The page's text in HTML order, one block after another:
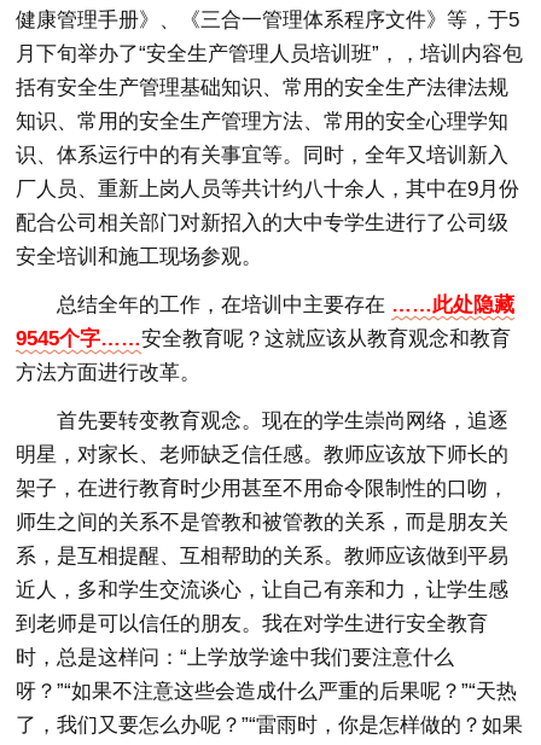
健康管理手册》、《三合一管理体系程序文件》等，于5
月下旬举办了“安全生产管理人员培训班”，，培训内容包
括有安全生产管理基础知识、常用的安全生产法律法规
知识、常用的安全生产管理方法、常用的安全心理学知
识、体系运行中的有关事宜等。同时，全年又培训新入
厂人员、重新上岗人员等共计约八十余人，其中在9月份
配合公司相关部门对新招入的大中专学生进行了公司级
安全培训和施工现场参观。
总结全年的工作，在培训中主要存在 ……此处隐藏
9545个字……安全教育呢？这就应该从教育观念和教育
方法方面进行改革。
首先要转变教育观念。现在的学生崇尚网络，追逐
明星，对家长、老师缺乏信任感。教师应该放下师长的
架子，在进行教育时少用甚至不用命令限制性的口吻，
师生之间的关系不是管教和被管教的关系，而是朋友关
系，是互相提醒、互相帮助的关系。教师应该做到平易
近人，多和学生交流谈心，让自己有亲和力，让学生感
到老师是可以信任的朋友。我在对学生进行安全教育
时，总是这样问：“上学放学途中我们要注意什么
呀？”“如果不注意这些会造成什么严重的后果呢？”“天热
了，我们又要怎么办呢？”“雷雨时，你是怎样做的？如果